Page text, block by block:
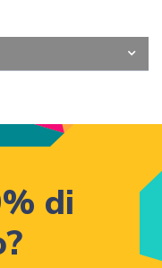
di